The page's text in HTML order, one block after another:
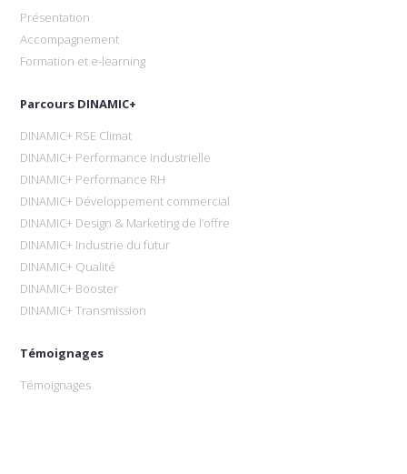
Présentation
Accompagnement
Formation et e-learning
Parcours DINAMIC+
DINAMIC+ RSE Climat
DINAMIC+ Performance industrielle
DINAMIC+ Performance RH
DINAMIC+ Développement commercial
DINAMIC+ Design & Marketing de l’offre
DINAMIC+ Industrie du futur
DINAMIC+ Qualité
DINAMIC+ Booster
DINAMIC+ Transmission
Témoignages
Témoignages